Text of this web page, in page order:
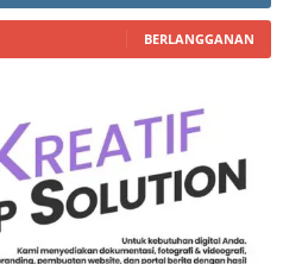
BERLANGGANAN